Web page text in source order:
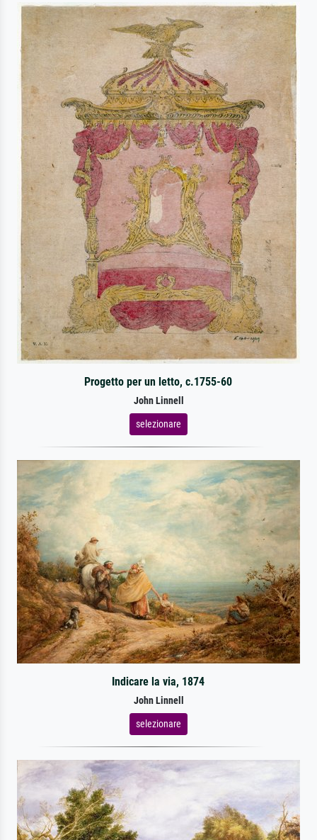
Progetto per un letto, c.1755-60
John Linnell
selezionare
Indicare la via, 1874
John Linnell
selezionare